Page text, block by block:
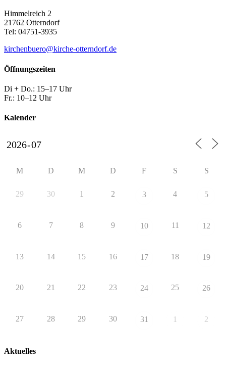
Himmelreich 2
21762 Otterndorf
Tel: 04751-3935
kirchenbuero@kirche-otterndorf.de
Öffnungszeiten
Di + Do.: 15–17 Uhr
Fr.: 10–12 Uhr
Kalender
M D M D F S S
29 30 1 2 3 4 5
6 7 8 9 10 11 12
13 14 15 16 17 18 19
20 21 22 23 24 25 26
27 28 29 30 31 1 2
Aktuelles